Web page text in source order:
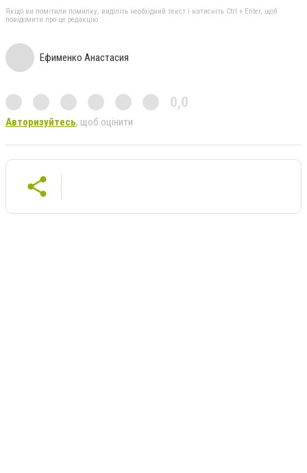
Якщо ви помітили помилку, виділіть необхідний текст і натисніть Ctrl + Enter, щоб
повідомити про це редакцію
Ефименко Анастасия
0,0
Авторизуйтесь, щоб оцінити